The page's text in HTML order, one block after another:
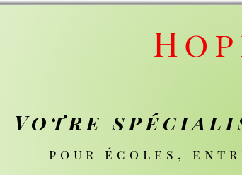
spécialiste
écoles, entreprises